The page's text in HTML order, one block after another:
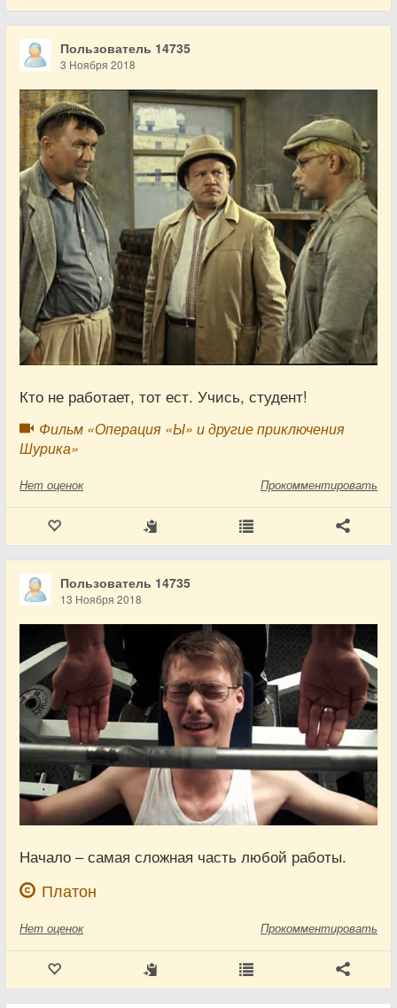
Пользователь 14735
3 Ноября 2018
Кто не работает, тот ест. Учись, студент!
Фильм «Операция «Ы» и другие приключения
Шурика»
Нет оценок Прокомментировать
Пользователь 14735
13 Ноября 2018
Начало – самая сложная часть любой работы.
Платон
Нет оценок Прокомментировать